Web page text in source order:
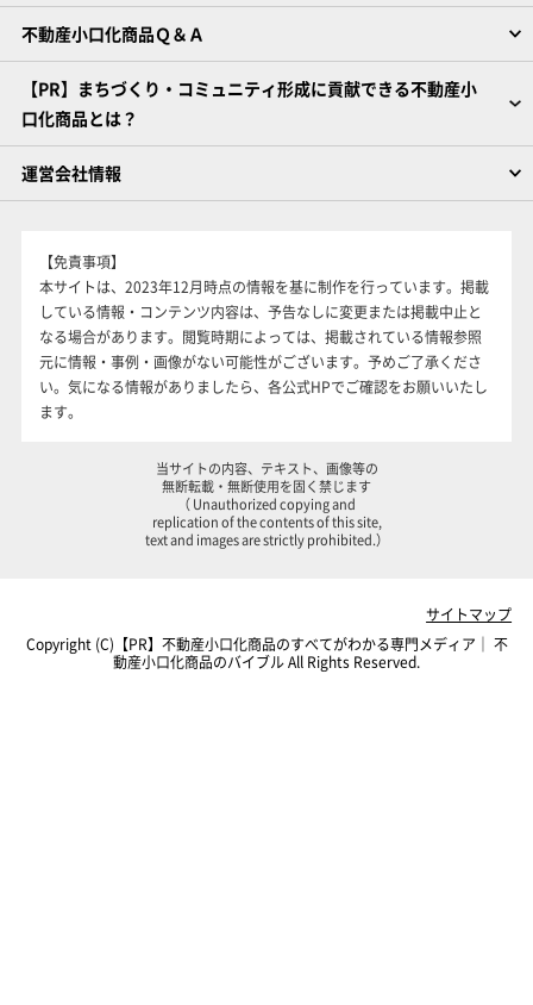
不動産小口化商品Ｑ＆Ａ
【PR】まちづくり・コミュニティ形成に貢献できる不動産小
口化商品とは？
運営会社情報
【免責事項】
本サイトは、2023年12月時点の情報を基に制作を行っています。掲載
している情報・コンテンツ内容は、予告なしに変更または掲載中止と
なる場合があります。閲覧時期によっては、掲載されている情報参照
元に情報・事例・画像がない可能性がございます。予めご了承くださ
い。気になる情報がありましたら、各公式HPでご確認をお願いいたし
ます。
当サイトの内容、テキスト、画像等の
無断転載・無断使用を固く禁じます
（ Unauthorized copying and
replication of the contents of this site,
text and images are strictly prohibited.）
サイトマップ
Copyright (C)【PR】 不動産小口化商品のすべてがわかる専門メディア｜ 不
動産小口化商品のバイブルAll Rights Reserved.